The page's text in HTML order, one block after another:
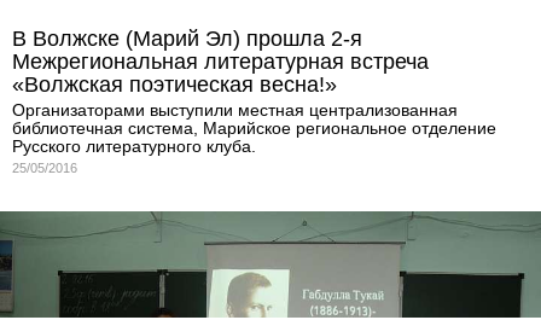
В Волжске (Марий Эл) прошла 2-я
Межрегиональная литературная встреча
«Волжская поэтическая весна!»
Организаторами выступили местная централизованная
библиотечная система, Марийское региональное отделение
Русского литературного клуба.
25/05/2016